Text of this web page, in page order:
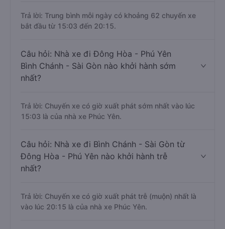
Trả lời: Trung bình mỗi ngày có khoảng 62 chuyến xe
bắt đầu từ 15:03 đến 20:15.
Câu hỏi: Nhà xe đi Đông Hòa - Phú Yên
Bình Chánh - Sài Gòn nào khởi hành sớm
nhất?
Trả lời: Chuyến xe có giờ xuất phát sớm nhất vào lúc
15:03 là của nhà xe Phúc Yên.
Câu hỏi: Nhà xe đi Bình Chánh - Sài Gòn từ
Đông Hòa - Phú Yên nào khởi hành trễ
nhất?
Trả lời: Chuyến xe có giờ xuất phát trễ (muộn) nhất là
vào lúc 20:15 là của nhà xe Phúc Yên.